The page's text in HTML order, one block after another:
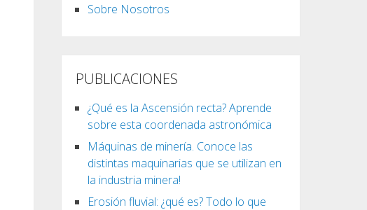
Sobre Nosotros
PUBLICACIONES
¿Qué es la Ascensión recta? Aprende
sobre esta coordenada astronómica
Máquinas de minería. Conoce las
distintas maquinarias que se utilizan en
la industria minera!
Erosión fluvial: ¿qué es? Todo lo que